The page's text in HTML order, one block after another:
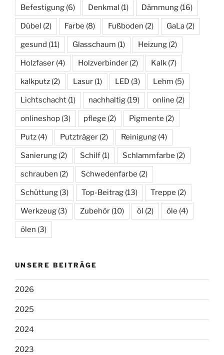
Befestigung (6) Denkmal (1) Dämmung (16)
Dübel (2) Farbe (8) Fußboden (2) GaLa (2)
gesund (11) Glasschaum (1) Heizung (2)
Holzfaser (4) Holzverbinder (2) Kalk (7)
kalkputz (2) Lasur (1) LED (3) Lehm (5)
Lichtschacht (1) nachhaltig (19) online (2)
onlineshop (3) pflege (2) Pigmente (2)
Putz (4) Putzträger (2) Reinigung (4)
Sanierung (2) Schilf (1) Schlammfarbe (2)
schrauben (2) Schwedenfarbe (2)
Schüttung (3) Top-Beitrag (13) Treppe (2)
Werkzeug (3) Zubehör (10) öl (2) öle (4)
ölen (3)
UNSERE BEITRÄGE
2026
2025
2024
2023